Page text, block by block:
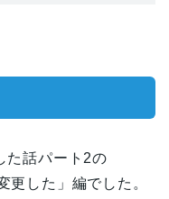
た話パート2の
更した」編でした。